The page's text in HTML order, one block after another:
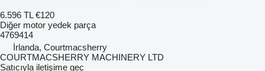
6.596 TL €120
Diğer motor yedek parça
4769414
İrlanda, Courtmacsherry
COURTMACSHERRY MACHINERY LTD
Satıcıyla iletişime geç